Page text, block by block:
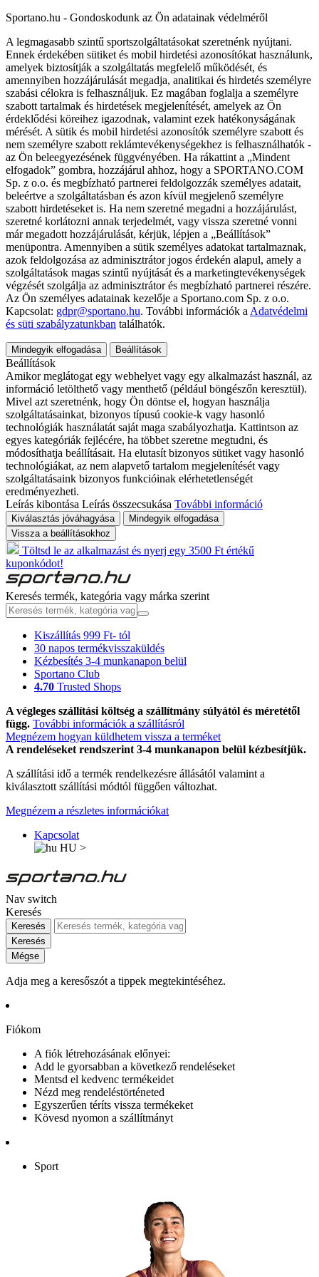
Sportano.hu - Gondoskodunk az Ön adatainak védelméről
A legmagasabb szintű sportszolgáltatásokat szeretnénk nyújtani.
Ennek érdekében sütiket és mobil hirdetési azonosítókat használunk,
amelyek biztosítják a szolgáltatás megfelelő működését, és
amennyiben hozzájárulását megadja, analitikai és hirdetés személyre
szabási célokra is felhasználjuk. Ez magában foglalja a személyre
szabott tartalmak és hirdetések megjelenítését, amelyek az Ön
érdeklődési köreihez igazodnak, valamint ezek hatékonyságának
mérését. A sütik és mobil hirdetési azonosítók személyre szabott és
nem személyre szabott reklámtevékenységekhez is felhasználhatók -
az Ön beleegyezésének függvényében. Ha rákattint a „Mindent
elfogadok” gombra, hozzájárul ahhoz, hogy a SPORTANO.COM
Sp. z o.o. és megbízható partnerei feldolgozzák személyes adatait,
beleértve a szolgáltatásban és azon kívül megjelenő személyre
szabott hirdetéseket is. Ha nem szeretné megadni a hozzájárulást,
szeretné korlátozni annak terjedelmét, vagy vissza szeretné vonni
már megadott hozzájárulását, kérjük, lépjen a „Beállítások”
menüpontra. Amennyiben a sütik személyes adatokat tartalmaznak,
azok feldolgozása az adminisztrátor jogos érdekén alapul, amely a
szolgáltatások magas szintű nyújtását és a marketingtevékenységek
végzését szolgálja az adminisztrátor és megbízható partnerei részére.
Az Ön személyes adatainak kezelője a Sportano.com Sp. z o.o.
Kapcsolat: gdpr@sportano.hu. További információk a Adatvédelmi
és süti szabályzatunkban találhatók.
Mindegyik elfogadása Beállítások
Beállítások
Amikor meglátogat egy webhelyet vagy egy alkalmazást használ, az
információ letölthető vagy menthető (például böngészőn keresztül).
Mivel azt szeretnénk, hogy Ön döntse el, hogyan használja
szolgáltatásainkat, bizonyos típusú cookie-k vagy hasonló
technológiák használatát saját maga szabályozhatja. Kattintson az
egyes kategóriák fejlécére, ha többet szeretne megtudni, és
módosíthatja beállításait. Ha elutasít bizonyos sütiket vagy hasonló
technológiákat, az nem alapvető tartalom megjelenítését vagy
szolgáltatásaink bizonyos funkcióinak elérhetetlenségét
eredményezheti.
Leírás kibontása Leírás összecsukása További információ
Kiválasztás jóváhagyása
Mindegyik elfogadása
Vissza a beállításokhoz
Töltsd le az alkalmazást és nyerj egy 3500 Ft értékű
kuponkódot!
Keresés termék, kategória vagy márka szerint
Kiszállítás 999 Ft- tól
30 napos termékvisszaküldés
Kézbesítés 3-4 munkanapon belül
Sportano Club
4.70 Trusted Shops
A végleges szállítási költség a szállítmány súlyától és méretétől
függ. További információk a szállításról
Megnézem hogyan küldhetem vissza a terméket
A rendeléseket rendszerint 3-4 munkanapon belül kézbesítjük.
A szállítási idő a termék rendelkezésre állásától valamint a
kiválasztott szállítási módtól függően változhat.
Megnézem a részletes információkat
Kapcsolat
HU >
Nav switch
Keresés
Keresés
Keresés
Mégse
Adja meg a keresőszót a tippek megtekintéséhez.
Fiókom
A fiók létrehozásának előnyei:
Add le gyorsabban a következő rendeléseket
Mentsd el kedvenc termékeidet
Nézd meg rendeléstörténeted
Egyszerűen téríts vissza termékeket
Kövesd nyomon a szállítmányt
Sport